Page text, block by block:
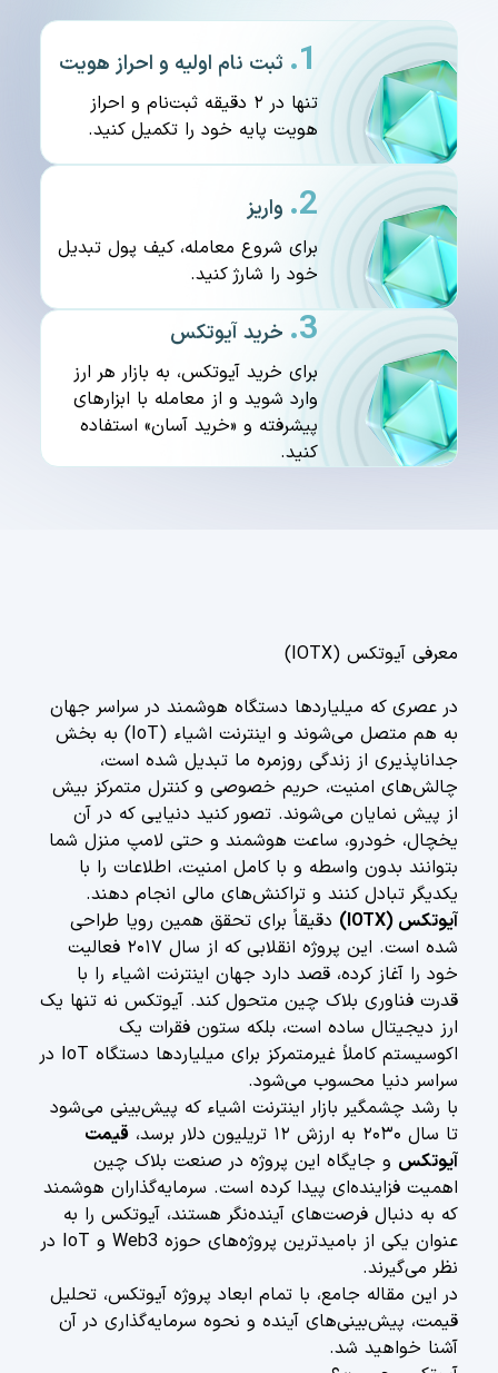
1. ثبت نام اولیه و احراز هویت
تنها در ۲ دقیقه ثبت‌نام و احراز
هویت پایه خود را تکمیل کنید.
2. واریز
برای شروع معامله، کیف پول تبدیل
خود را شارژ کنید.
3. خرید آیوتکس
برای خرید آیوتکس، به بازار هر ارز
وارد شوید و از معامله با ابزارهای
پیشرفته و «خرید آسان» استفاده
کنید.
معرفی آیوتکس (IOTX)
در عصری که میلیاردها دستگاه هوشمند در سراسر جهان
به هم متصل می‌شوند و اینترنت اشیاء (IoT) به بخش
جداناپذیری از زندگی روزمره ما تبدیل شده است،
چالش‌های امنیت، حریم خصوصی و کنترل متمرکز بیش
از پیش نمایان می‌شوند. تصور کنید دنیایی که در آن
یخچال، خودرو، ساعت هوشمند و حتی لامپ منزل شما
بتوانند بدون واسطه و با کامل امنیت، اطلاعات را با
یکدیگر تبادل کنند و تراکنش‌های مالی انجام دهند.
آیوتکس (IOTX)
دقیقاً برای تحقق همین رویا طراحی
شده است. این پروژه انقلابی که از سال ۲۰۱۷ فعالیت
خود را آغاز کرده، قصد دارد جهان اینترنت اشیاء را با
قدرت فناوری بلاک چین متحول کند. آیوتکس نه تنها یک
ارز دیجیتال ساده است، بلکه ستون فقرات یک
اکوسیستم کاملاً غیرمتمرکز برای میلیاردها دستگاه IoT در
سراسر دنیا محسوب می‌شود.
با رشد چشمگیر بازار اینترنت اشیاء که پیش‌بینی می‌شود
تا سال ۲۰۳۰ به ارزش ۱۲ تریلیون دلار برسد،
قیمت
آیوتکس و جایگاه این پروژه در صنعت بلاک چین
اهمیت فزاینده‌ای پیدا کرده است. سرمایه‌گذاران هوشمند
که به دنبال فرصت‌های آینده‌نگر هستند، آیوتکس را به
عنوان یکی از بامیدترین پروژه‌های حوزه Web3 و IoT در
نظر می‌گیرند.
در این مقاله جامع، با تمام ابعاد پروژه آیوتکس، تحلیل
قیمت، پیش‌بینی‌های آینده و نحوه سرمایه‌گذاری در آن
آشنا خواهید شد.